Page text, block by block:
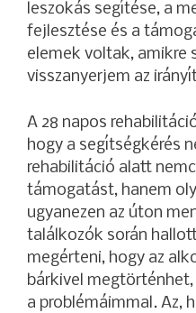
leszokás segítése, a
fejlesztése és a
elemek voltak, amikre
visszanyerjem az
A 28 napos
hogy a segítségkérés
rehabilitáció alatt
támogatást, hanem
ugyanezen az úton
találkozók során
megérteni, hogy az
bárkivel megtörténhet,
a problémáimmal. Az,